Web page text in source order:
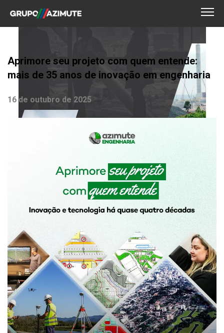
Aprimore seu projeto com quem entende:
mais de 35 anos de inovação em engenharia
16 de outubro de 2025